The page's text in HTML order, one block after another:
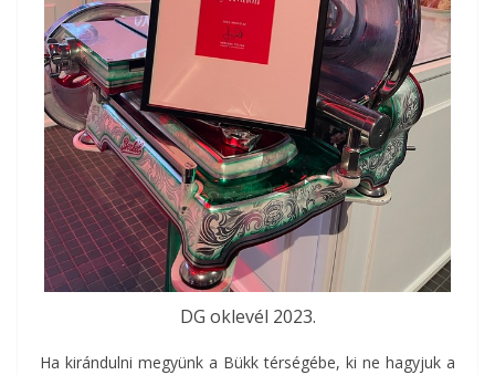
DG oklevél 2023.
Ha kirándulni megyünk a Bükk térségébe, ki ne hagyjuk a